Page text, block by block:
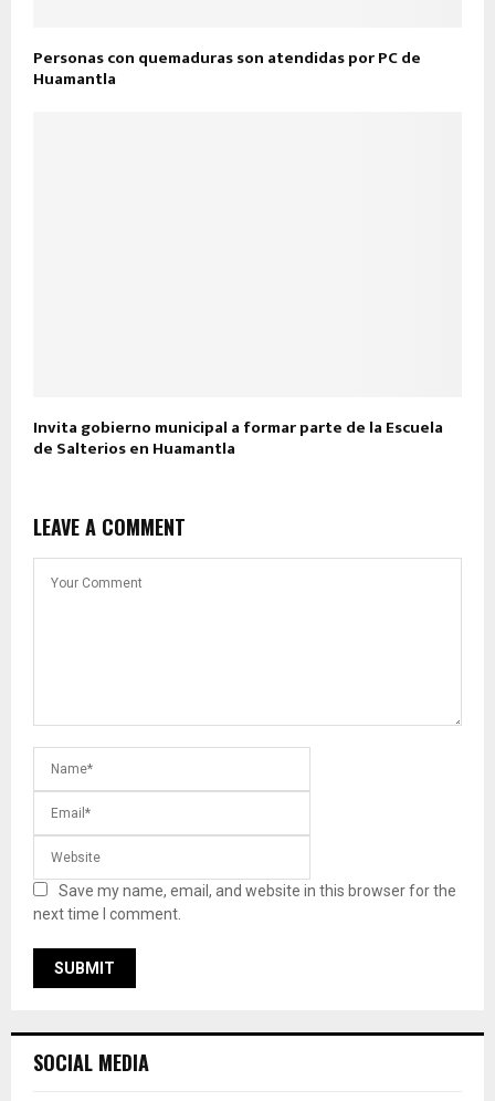
Personas con quemaduras son atendidas por PC de
Huamantla
Invita gobierno municipal a formar parte de la Escuela
de Salterios en Huamantla
LEAVE A COMMENT
Save my name, email, and website in this browser for the
next time I comment.
SOCIAL MEDIA